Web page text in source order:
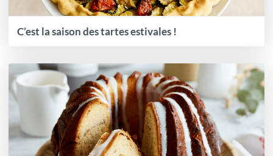
C’est la saison des tartes estivales !